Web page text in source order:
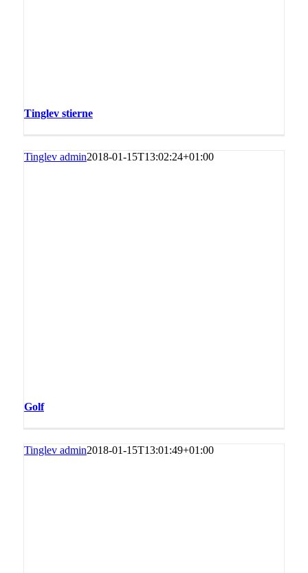
Tinglev stierne
Tinglev admin2018-01-15T13:02:24+01:00
Golf
Tinglev admin2018-01-15T13:01:49+01:00